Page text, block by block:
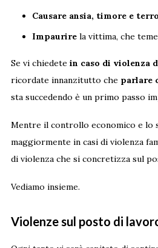
Causare ansia, timore e
Impaurirela vittima, che
Se vi chiedetein caso di violenza
ricordate innanzitutto che parlare
sta succedendo è un primo passo
Mentre il controllo economico e lo
maggiormente in casi di violenza
di violenza che si concretizza sul
Vediamo insieme.
Violenze sul posto di